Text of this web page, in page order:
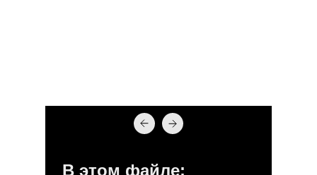
В этом файле: